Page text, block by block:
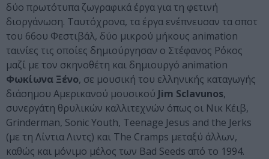
δύο πρωτότυπα ζωγραφικά έργα για τη φετινή
διοργάνωση. Ταυτόχρονα, τα έργα ενέπνευσαν τα σποτ
του 66ου Φεστιβάλ, δύο μικρού μήκους animation
ταινίες τις οποίες δημιούργησαν ο Στέφανος Ρόκος
μαζί με τον σκηνοθέτη και δημιουργό animation
Φωκίωνα Ξένο, σε μουσική του ελληνικής καταγωγής
διάσημου Αμερικανού μουσικού Jim Sclavunos,
συνεργάτη θρυλικών καλλιτεχνών όπως οι Νικ Κέιβ,
Grinderman, Sonic Youth, Teenage Jesus and the Jerks
(με τη Λίντια Λιντς) και The Cramps μεταξύ άλλων,
καθώς και μόνιμο μέλος των Bad Seeds από το 1994.